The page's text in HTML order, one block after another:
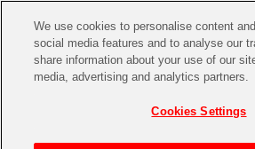
CHANNEL STORE
アイドルマスターシリーズ
イベントグッズ
We use cookies to personalise content
social media features and to analyse our
share information about your use of our
media, advertising and analytics partners.
Cookies Settings